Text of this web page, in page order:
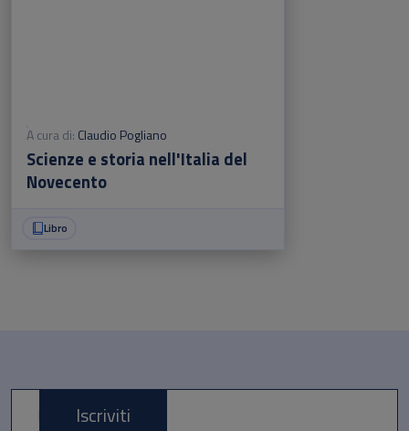
A cura di: Claudio Pogliano
Scienze e storia nell'Italia del
Novecento
Libro
E-mail *Iscriviti